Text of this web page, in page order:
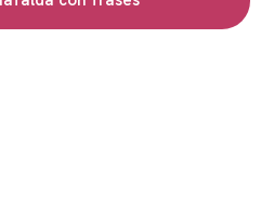
muy buena calidad